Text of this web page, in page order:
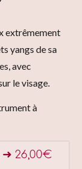
extrêmement
yangs de sa
avec
le visage.
à
➜ 26,00€